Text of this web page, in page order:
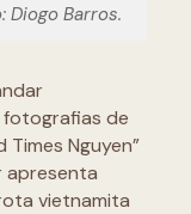
Diogo Barros.
de
Times Nguyen”
apresenta
vietnamita